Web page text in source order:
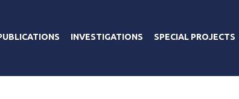
INVESTIGATIONS SPECIAL PROJECTS